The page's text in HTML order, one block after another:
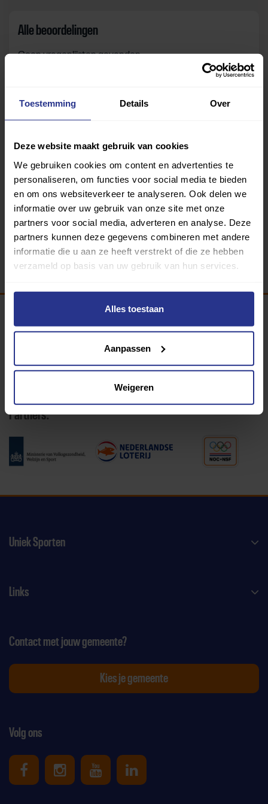
Toestemming Details Over
Deze website maakt gebruik van cookies
We gebruiken cookies om content en advertenties te
personaliseren, om functies voor social media te bieden
en om ons websiteverkeer te analyseren. Ook delen we
informatie over uw gebruik van onze site met onze
partners voor social media, adverteren en analyse. Deze
partners kunnen deze gegevens combineren met andere
informatie die u aan ze heeft verstrekt of die ze hebben
verzameld op basis van uw gebruik van hun services.
Alles toestaan
Aanpassen
Weigeren
Alle beoordelingen
Geen vragenlijsten gevonden.
Inloggen
Programma van:
Partners:
Uniek Sporten
Links
Volg ons
Uniek Sporten op Facebook
Uniek Sporten op Instagram
Uniek Sporten op Youtube
Uniek Sporten op
Contact met jouw gemeente?
Kies je gemeente